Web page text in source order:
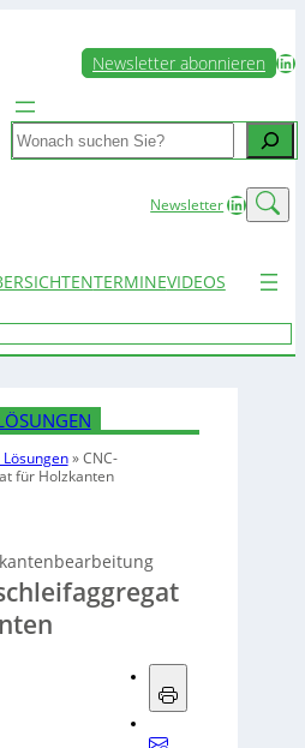
Newsletter abonnieren LinkedIn
Search
NewsletterLinkedIn
TERMINEVIDEOS
»CNC-
für Holzkanten